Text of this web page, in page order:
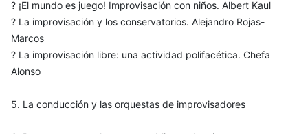
? ¡El mundo es juego! Improvisación con niños. Albert Kaul
? La improvisación y los conservatorios. Alejandro Rojas-
Marcos
? La improvisación libre: una actividad polifacética. Chefa
Alonso
5. La conducción y las orquestas de improvisadores